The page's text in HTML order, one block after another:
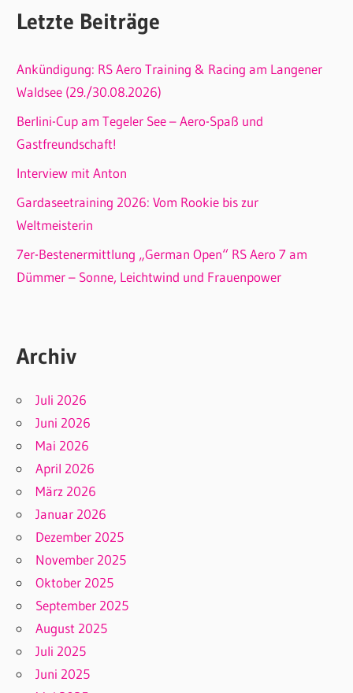
Letzte Beiträge
Ankündigung: RS Aero Training & Racing am Langener
Waldsee (29./30.08.2026)
Berlini-Cup am Tegeler See – Aero-Spaß und
Gastfreundschaft!
Interview mit Anton
Gardaseetraining 2026: Vom Rookie bis zur
Weltmeisterin
7er-Bestenermittlung „German Open“ RS Aero 7 am
Dümmer – Sonne, Leichtwind und Frauenpower
Archiv
Juli 2026
Juni 2026
Mai 2026
April 2026
März 2026
Januar 2026
Dezember 2025
November 2025
Oktober 2025
September 2025
August 2025
Juli 2025
Juni 2025